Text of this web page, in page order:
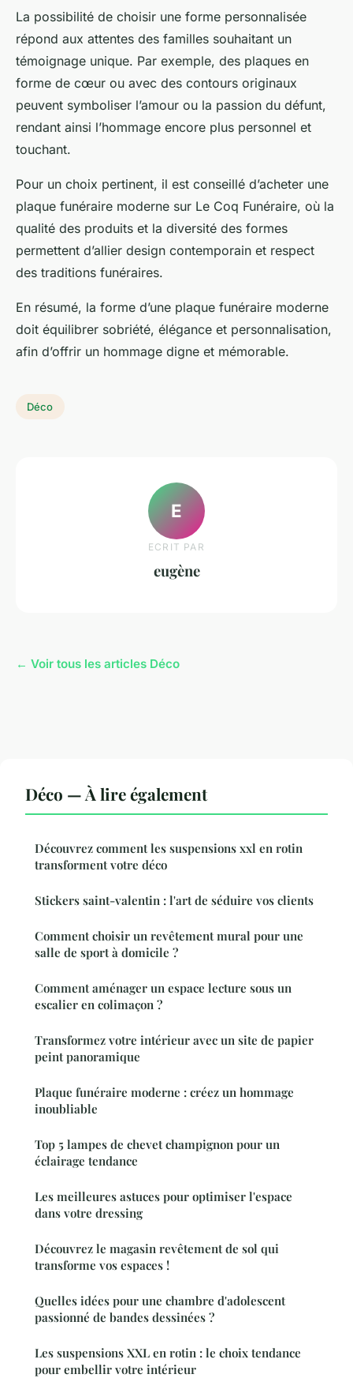
La possibilité de choisir une forme personnalisée
répond aux attentes des familles souhaitant un
témoignage unique. Par exemple, des plaques en
forme de cœur ou avec des contours originaux
peuvent symboliser l’amour ou la passion du défunt,
rendant ainsi l’hommage encore plus personnel et
touchant.
Pour un choix pertinent, il est conseillé d’acheter une
plaque funéraire moderne sur Le Coq Funéraire, où la
qualité des produits et la diversité des formes
permettent d’allier design contemporain et respect
des traditions funéraires.
En résumé, la forme d’une plaque funéraire moderne
doit équilibrer sobriété, élégance et personnalisation,
afin d’offrir un hommage digne et mémorable.
Déco
E
ECRIT PAR
eugène
← Voir tous les articles Déco
Déco — À lire également
Découvrez comment les suspensions xxl en rotin
transforment votre déco
Stickers saint-valentin : l'art de séduire vos clients
Comment choisir un revêtement mural pour une
salle de sport à domicile ?
Comment aménager un espace lecture sous un
escalier en colimaçon ?
Transformez votre intérieur avec un site de papier
peint panoramique
Plaque funéraire moderne : créez un hommage
inoubliable
Top 5 lampes de chevet champignon pour un
éclairage tendance
Les meilleures astuces pour optimiser l'espace
dans votre dressing
Découvrez le magasin revêtement de sol qui
transforme vos espaces !
Quelles idées pour une chambre d'adolescent
passionné de bandes dessinées ?
Les suspensions XXL en rotin : le choix tendance
pour embellir votre intérieur